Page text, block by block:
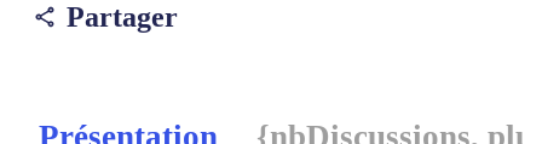
Partager
Présentation {nbDiscussions,